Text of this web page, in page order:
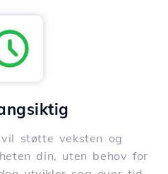
støtte veksten og
din, uten behov for